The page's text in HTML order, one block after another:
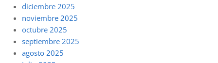
diciembre 2025
noviembre 2025
octubre 2025
septiembre 2025
agosto 2025